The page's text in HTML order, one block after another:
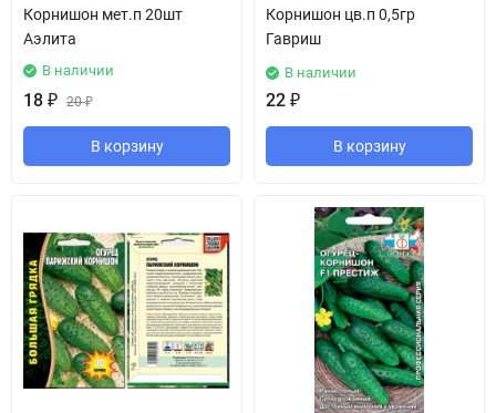
Корнишон мет.п 20шт
Аэлита
В наличии
18 ₽ 20₽
В корзину
Корнишон цв.п 0,5гр
Гавриш
В наличии
22 ₽
В корзину